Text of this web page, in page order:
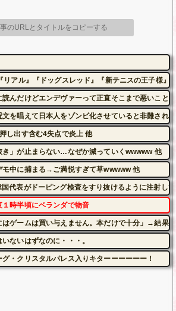
のURLとタイトルをコピーする
リアル』『ドッグスレッド』『新テニスの王子様』
読んだけどエンデヴァーって正直そこまで悪いこと
文を唱えて日本人をゾンビ化させていると非難され
し出す含む4失点で炎上 他
き」が止まらない…なぜか減っていくwwwww 他
モ中に捕まる→ご満悦すぎて草wwwww 他
国代表がドーピング検査をすり抜けるように注射
１時半頃にベランダで物音
はゲームは買い与えません。本だけで十分」→結果
ないはずなのに・・・。
・クリスタルパレス入りキターーーーーー！